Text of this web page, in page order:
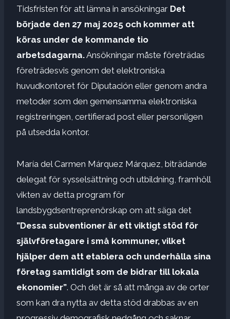
Tidsfristen för att lämna in ansökningar Det
började den 27 maj 2025 och kommer att
köras under de kommande tio
arbetsdagarna.Ansökningar måste företrädas
företrädesvis genom det elektroniska
huvudkontoret för Diputación eller genom andra
metoder som den gemensamma elektroniska
registreringen, certifierad post eller personligen
på utsedda kontor.
María del Carmen Márquez Márquez, biträdande
delegat för sysselsättning och utbildning, framhöll
vikten av detta program för
landsbygdsentreprenörskap om att säga det
”Dessa subventioner är ett viktigt stöd för
självföretagare i små kommuner, vilket
hjälper dem att etablera och underhålla sina
företag samtidigt som de bidrar till lokala
ekonomier”. Och det är så att många av de orter
som kan dra nytta av detta stöd drabbas av en